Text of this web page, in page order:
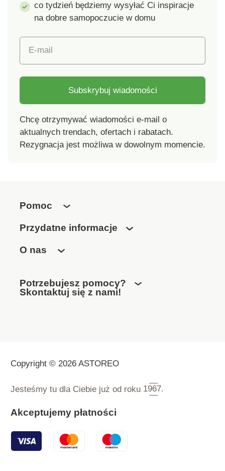
co tydzień będziemy wysyłać Ci inspiracje
na dobre samopoczucie w domu
E-mail
Subskrybuj wiadomości
Chcę otrzymywać wiadomości e-mail o
aktualnych trendach, ofertach i rabatach.
Rezygnacja jest możliwa w dowolnym momencie.
Pomoc
Przydatne informacje
O nas
Potrzebujesz pomocy?
Skontaktuj się z nami!
Copyright © 2026 ASTOREO
Jesteśmy tu dla Ciebie już od roku 1967.
Akceptujemy płatności